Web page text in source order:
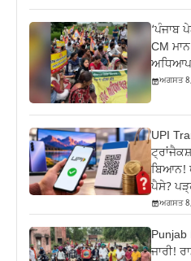
‘ਪੰਜਾਬ
CM
ਅਗਸਤ
UPI
ਬਿਆਨ!
ਪੈਸੇ?
ਅਗਸਤ
Punjab
ਜਾਰੀ!